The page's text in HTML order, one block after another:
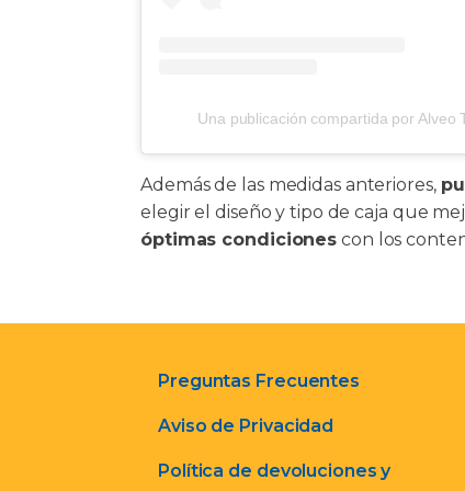
Una publicación compartida por Alveo
Además de las medidas anteriores,
elegir el diseño y tipo de caja que
óptimas condiciones con los
Preguntas Frecuentes
Aviso de Privacidad
Política de devoluciones y